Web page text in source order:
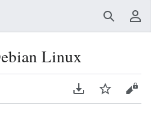
Suchen
Linux
PDF